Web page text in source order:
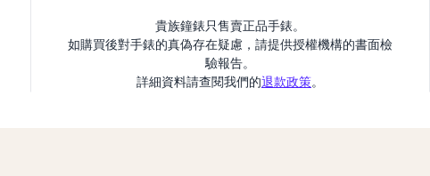
貴族鐘錶只售賣正品手錶。
如購買後對手錶的真偽存在疑慮，請提供授權機構的書面檢
驗報告。
詳細資料請查閱我們的退款政策。